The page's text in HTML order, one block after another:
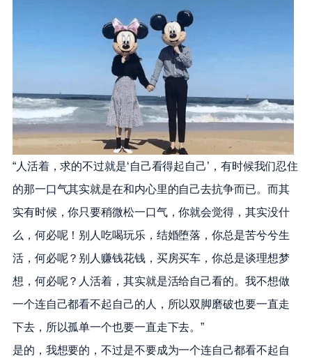
“人活着，求的不过就是‘自己看得起自己’，有时候我们忍住
的那一口气其实就是在和内心里的自己去抗争而已。而其
实有时候，你只要稍微松一口气，你就会觉得，其实没什
么，何必呢！别人吃喝玩乐，结婚堕落，你总是苦兮兮生
活，何必呢？别人赚钱花钱，买房买车，你总是谈理想梦
想，何必呢？人活着，其实就是活给自己看的。我不想做
一个连自己都看不起自己的人，所以双脚磨破也要一直走
下去，所以孤单一个也要一直走下去。”
是的，我想要的，不过是不要成为一个连自己都看不起自